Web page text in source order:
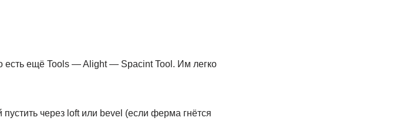
есть ещё Tools — Alight — Spacint Tool. Им легко
через loft или bevel (если ферма гнётся